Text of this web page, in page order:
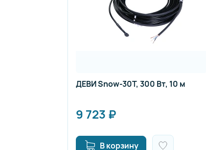
ДЕВИ Snow-30T, 300 Вт, 10 м
9 723 ₽
В корзину